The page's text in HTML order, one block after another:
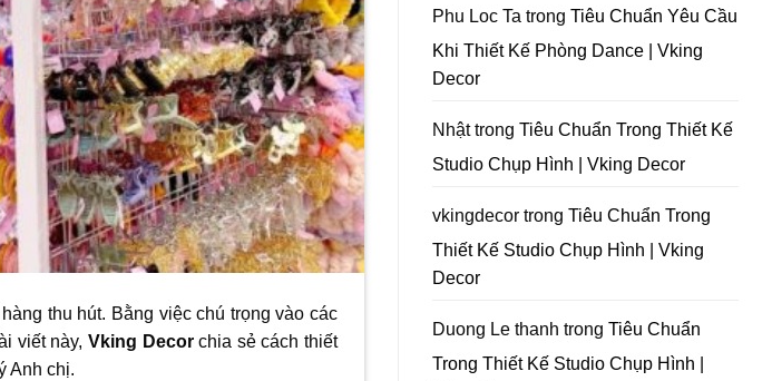
thu hút. Bằng việc chú trọng vào các
viết này, Vking Decorchia sẻ cách thiết
Anh chị.
Vking
Decor
Vking
Tránh
Khi
Kế
Tại
Đà
Nẵng
|
Phu Loc Ta trong Tiêu Chuẩn Yêu Cầu
Khi Thiết Kế Phòng Dance | Vking
Decor
Nhậttrong Tiêu Chuẩn Trong Thiết Kế
Studio Chụp Hình | Vking Decor
vkingdecor trong Tiêu Chuẩn Trong
Thiết Kế Studio Chụp Hình | Vking
Decor
Duong Le thanh trong Tiêu Chuẩn
Trong Thiết Kế Studio Chụp Hình |